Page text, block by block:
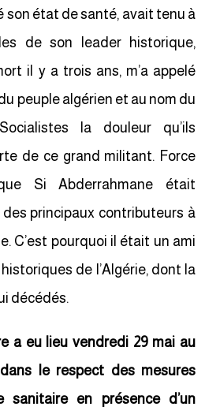
son état de santé, avait tenu à
de son leader historique,
il y a trois ans, m’a appelé
peuple algérien et au nom du
la douleur qu’ils
de ce grand militant. Force
Si Abderrahmane était
des principaux contributeurs à
C’est pourquoi il était un ami
de l’Algérie, dont la
décédés.
a eu lieu vendredi 29 mai au
le respect des mesures
sanitaire en présence d’un